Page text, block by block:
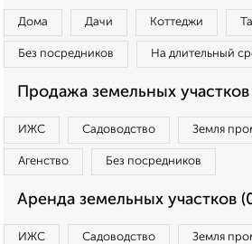
Дома Дачи Коттеджи
Без посредников На длительный
Продажа земельных участков
ИЖС Садоводство Земля
Агенство Без посредников
Аренда земельных участков
ИЖС Садоводство Земля